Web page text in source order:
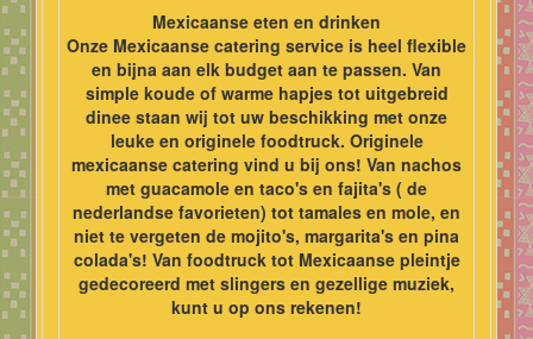
Mexicaanse eten en drinken
Onze Mexicaanse catering service is heel flexible
en bijna aan elk budget aan te passen. Van
simple koude of warme hapjes tot uitgebreid
dinee staan wij tot uw beschikking met onze
leuke en originele foodtruck. Originele
mexicaanse catering vind u bij ons! Van nachos
met guacamole en taco's en fajita's ( de
nederlandse favorieten) tot tamales en mole, en
niet te vergeten de mojito's, margarita's en pina
colada's! Van foodtruck tot Mexicaanse pleintje
gedecoreerd met slingers en gezellige muziek,
kunt u op ons rekenen!